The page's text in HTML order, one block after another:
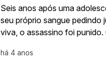
Seis anos após uma
seu próprio sangue pedindo
viva, o assassino foi
há 4 anos